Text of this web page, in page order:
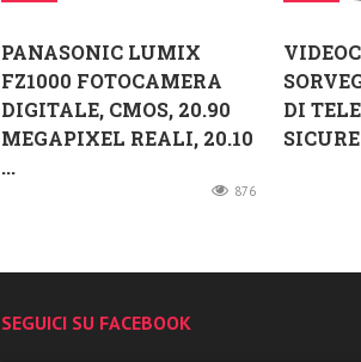
PANASONIC LUMIX
FZ1000 FOTOCAMERA
DIGITALE, CMOS, 20.90
MEGAPIXEL REALI, 20.10
...
876
DI
SEGUICI SU FACEBOOK